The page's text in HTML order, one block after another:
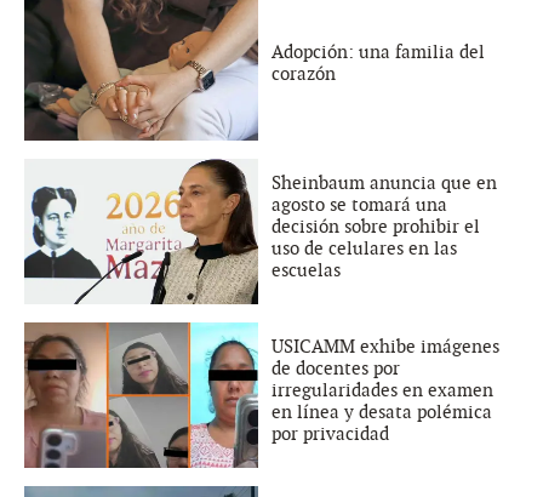
Adopción: una familia del
corazón
Sheinbaum anuncia que en
agosto se tomará una
decisión sobre prohibir el
uso de celulares en las
escuelas
USICAMM exhibe imágenes
de docentes por
irregularidades en examen
en línea y desata polémica
por privacidad